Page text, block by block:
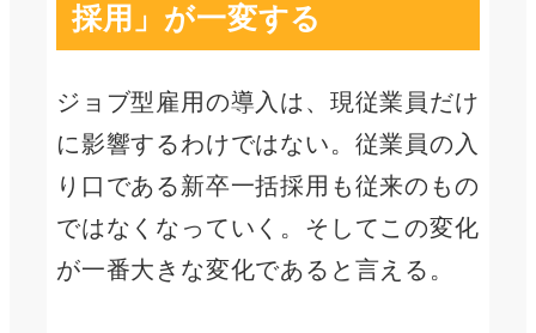
採用」が一変する
ジョブ型雇用の導入は、現従業員だけ
に影響するわけではない。従業員の入
り口である新卒一括採用も従来のもの
ではなくなっていく。そしてこの変化
が一番大きな変化であると言える。